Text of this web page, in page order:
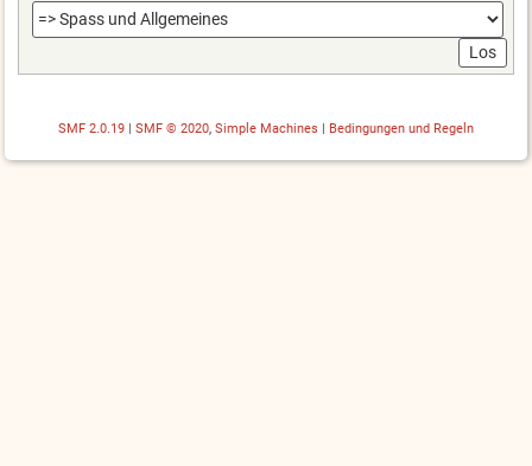
SMF 2.0.19 | SMF © 2020 Simple Machines | Bedingungen und Regeln